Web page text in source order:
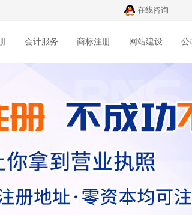
在线咨询
会计服务 商标注册 网站建设 公